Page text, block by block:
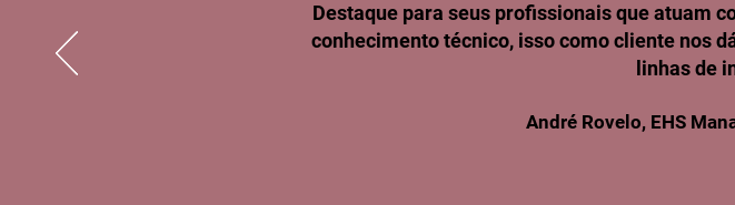
Destaque para seus profissionais que atuam
conhecimento técnico, isso como cliente nos
linhas de
André Rovelo, EHS